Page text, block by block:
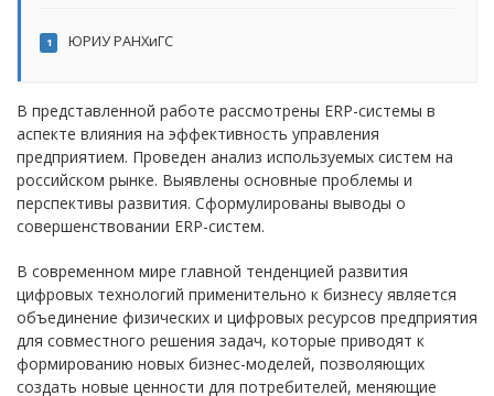
1 ЮРИУ РАНХиГС
В представленной работе рассмотрены ERP-системы в
аспекте влияния на эффективность управления
предприятием. Проведен анализ используемых систем на
российском рынке. Выявлены основные проблемы и
перспективы развития. Сформулированы выводы о
совершенствовании ERP-систем.
В современном мире главной тенденцией развития
цифровых технологий применительно к бизнесу является
объединение физических и цифровых ресурсов предприятия
для совместного решения задач, которые приводят к
формированию новых бизнес-моделей, позволяющих
создать новые ценности для потребителей, меняющие